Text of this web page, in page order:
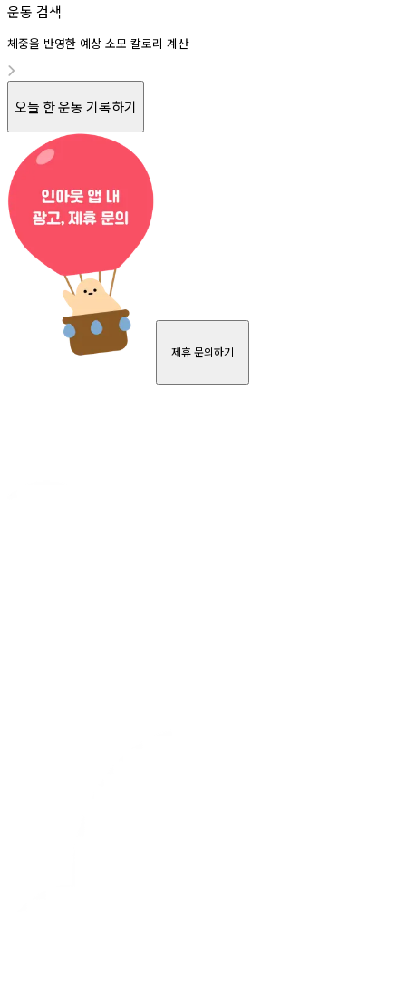
운동 검색
체중을 반영한 예상 소모 칼로리 계산
오늘 한 운동 기록하기
제휴 문의하기